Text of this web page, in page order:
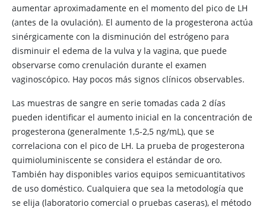
aumentar aproximadamente en el momento del pico de LH
(antes de la ovulación). El aumento de la progesterona actúa
sinérgicamente con la disminución del estrógeno para
disminuir el edema de la vulva y la vagina, que puede
observarse como crenulación durante el examen
vaginoscópico. Hay pocos más signos clínicos observables.
Las muestras de sangre en serie tomadas cada 2 días
pueden identificar el aumento inicial en la concentración de
progesterona (generalmente 1,5-2,5 ng/mL), que se
correlaciona con el pico de LH. La prueba de progesterona
quimioluminiscente se considera el estándar de oro.
También hay disponibles varios equipos semicuantitativos
de uso doméstico. Cualquiera que sea la metodología que
se elija (laboratorio comercial o pruebas caseras), el método